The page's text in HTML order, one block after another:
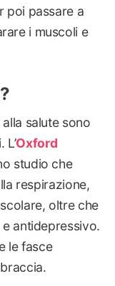
poi passare a
i muscoli e
salute sono
Oxford
studio che
respirazione,
oltre che
e antidepressivo.
le fasce